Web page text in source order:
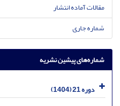
مقالات آماده انتشار
شماره جاری
شماره‌های پیشین نشریه
دوره 21 (1404)